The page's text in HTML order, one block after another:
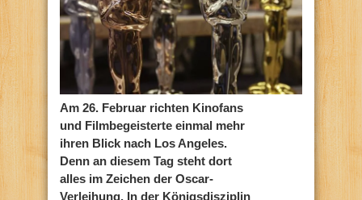
Am 26. Februar richten Kinofans
und Filmbegeisterte einmal mehr
ihren Blick nach Los Angeles.
Denn an diesem Tag steht dort
alles im Zeichen der Oscar-
Verleihung. In der Königsdisziplin